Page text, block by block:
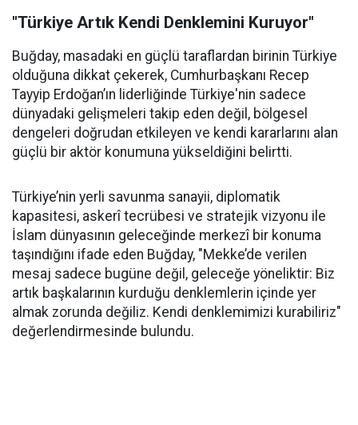
"Türkiye Artık Kendi Denklemini Kuruyor"
Buğday, masadaki en güçlü taraflardan birinin Türkiye
olduğuna dikkat çekerek, Cumhurbaşkanı Recep
Tayyip Erdoğan’ın liderliğinde Türkiye'nin sadece
dünyadaki gelişmeleri takip eden değil, bölgesel
dengeleri doğrudan etkileyen ve kendi kararlarını alan
güçlü bir aktör konumuna yükseldiğini belirtti.
Türkiye’nin yerli savunma sanayii, diplomatik
kapasitesi, askerî tecrübesi ve stratejik vizyonu ile
İslam dünyasının geleceğinde merkezî bir konuma
taşındığını ifade eden Buğday, "Mekke’de verilen
mesaj sadece bugüne değil, geleceğe yöneliktir: Biz
artık başkalarının kurduğu denklemlerin içinde yer
almak zorunda değiliz. Kendi denklemimizi kurabiliriz"
değerlendirmesinde bulundu.